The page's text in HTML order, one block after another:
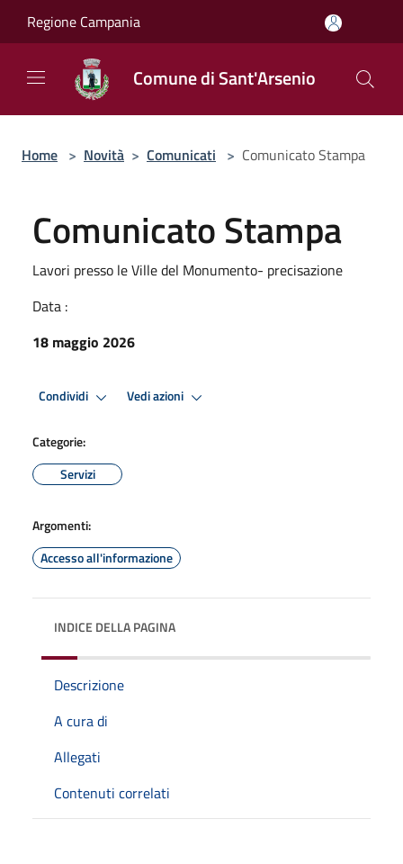
Regione Campania
Comune di Sant'Arsenio
Home > Novità > Comunicati > Comunicato Stampa
Comunicato Stampa
Lavori presso le Ville del Monumento- precisazione
Data :
18 maggio 2026
Condividi Vedi azioni
Categorie:
Servizi
Argomenti:
Accesso all'informazione
INDICE DELLA PAGINA
Descrizione
A cura di
Allegati
Contenuti correlati